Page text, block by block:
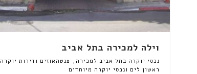
וילה למכירה בתל אביב
נכסי יוקרה בתל אביב למכירה , פנטהאוזים ודירות יוקרה
ראשון לים ונכסי יוקרה מיוחדים